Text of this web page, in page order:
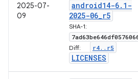
2025-07-
09
android14-6. 1-
2025-06_r5
SHA-1:
Diff: r4. . r5
LICENSES